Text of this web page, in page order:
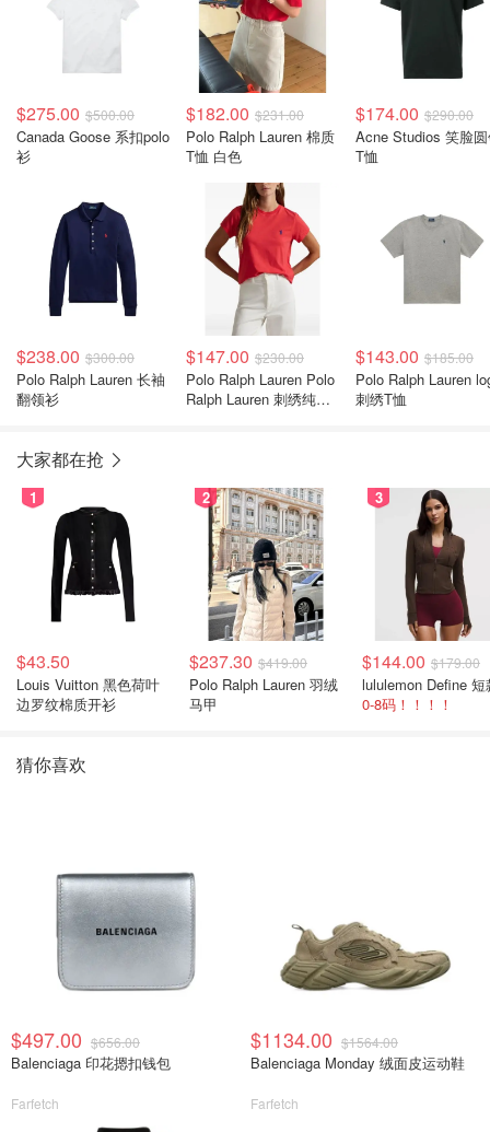
$275.00 $500.00
Canada Goose 系扣polo
衫
$182.00 $231.00
Polo Ralph Lauren 棉质
T恤 白色
$174.00 $290.00
Acne Studios 笑脸
T恤
$238.00 $300.00
Polo Ralph Lauren 长袖
翻领衫
$147.00 $230.00
Polo Ralph Lauren Polo
Ralph Lauren 刺绣纯棉T
$143.00 $185.00
Polo Ralph Lauren
刺绣T恤
大家都在抢
1
$43.50
Louis Vuitton 黑色荷叶
边罗纹棉质开衫
2
$237.30 $419.00
Polo Ralph Lauren 羽绒
马甲
3
$144.00 $179.00
0-8码！！！！
猜你喜欢
$497.00 $656.00
Balenciaga 印花摁扣钱包
Farfetch
$1134.00 $1564.00
Balenciaga Monday 绒面皮运动鞋
Farfetch